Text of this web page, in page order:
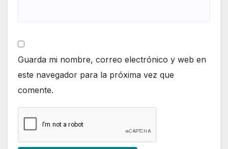
Guarda mi nombre, correo electrónico y web en
este navegador para la próxima vez que
comente.